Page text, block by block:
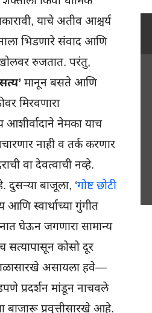
याचे अतीव आश्चर्य
भिडणारे संवाद आणि
खोलवर रुजतात. परंतु,
मानून बसते आणि
मिरवणारा
आशीर्वादाने नेमका याच
नाही व तर्क करणार
वा देवत्वाची नव्हे.
दुसऱ्या बाजूला, ‘गोष्ट छोटी
आणि स्वार्थाच्या गुंगीत
घेऊन जगणारा सामान्य
सत्यापासून कोसो दूर
असायला हवे—
प्रदर्शन मांडून नाचवले
बाजारू प्रवृत्तीसारखे आहे.